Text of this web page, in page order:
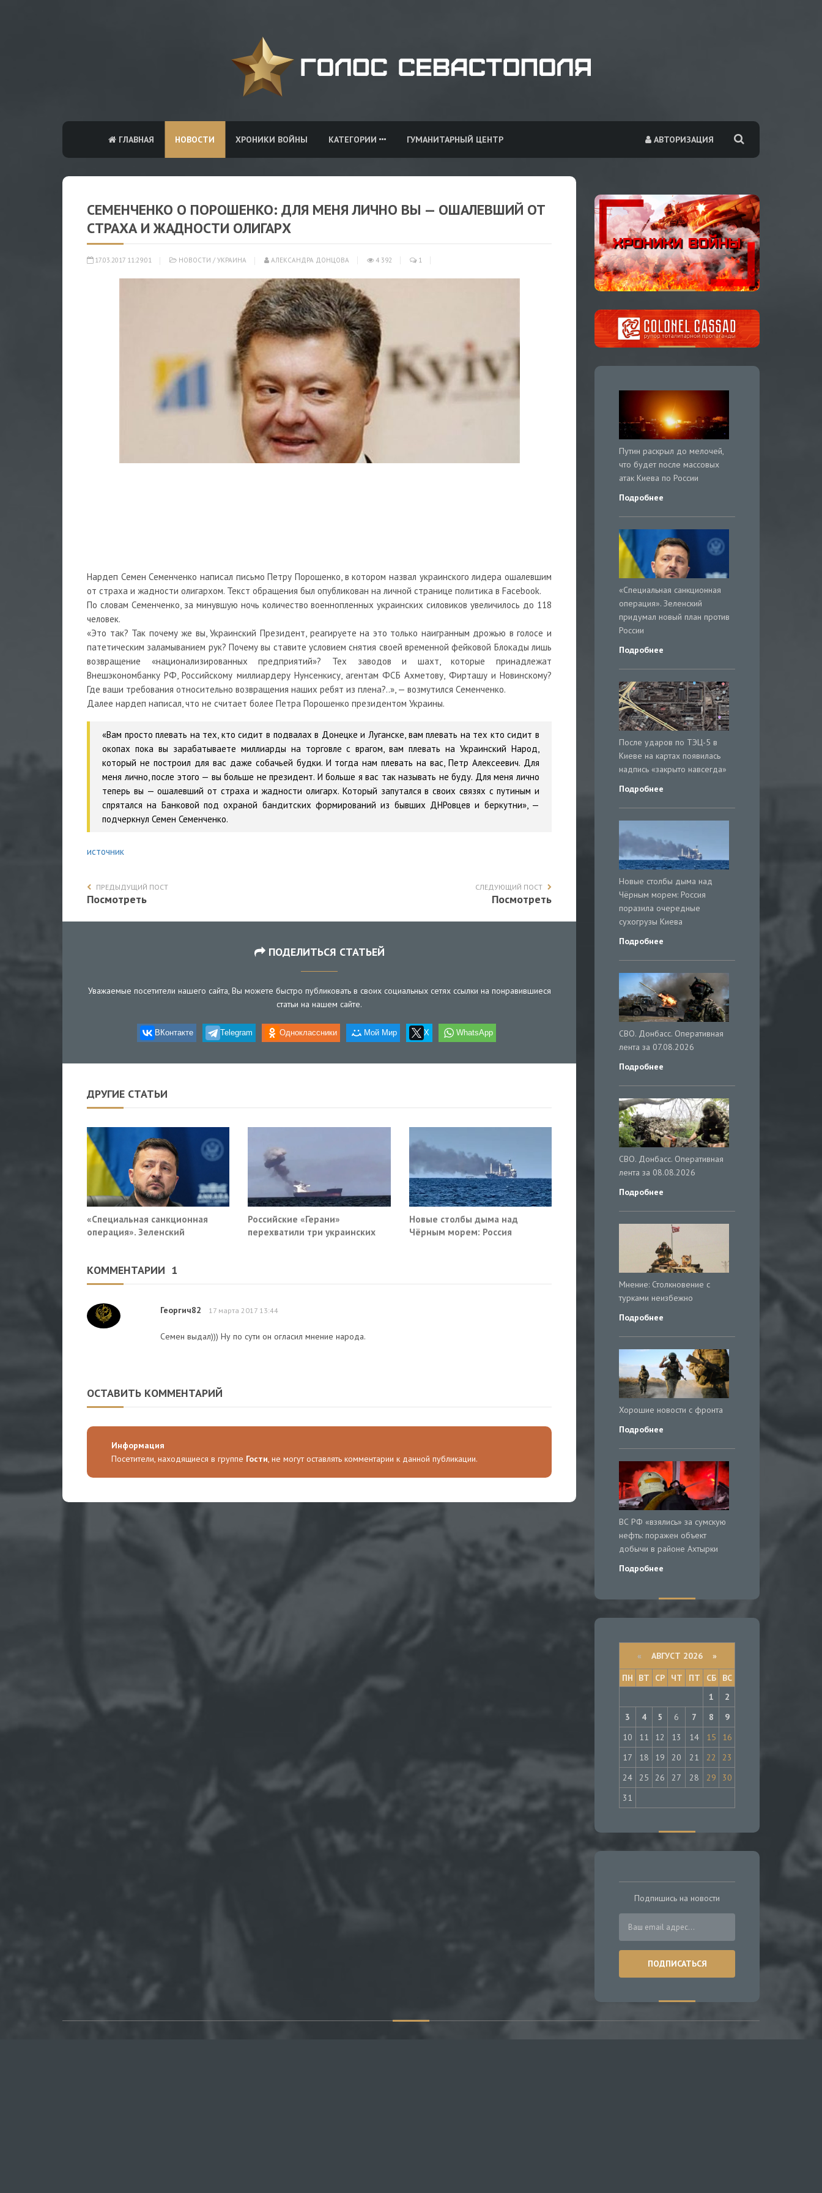
АВТОРИЗАЦИЯ
ГЛАВНАЯ НОВОСТИ ХРОНИКИ ВОЙНЫ КАТЕГОРИИ ГУМАНИТАРНЫЙ ЦЕНТР
СЕМЕНЧЕНКО О ПОРОШЕНКО: ДЛЯ МЕНЯ ЛИЧНО ВЫ — ОШАЛЕВШИЙ ОТ
СТРАХА И ЖАДНОСТИ ОЛИГАРХ
17.03.2017 11:29:01 НОВОСТИ / УКРАИНА АЛЕКСАНДРА ДОНЦОВА 4 392 1
Нардеп Семен Семенченко написал письмо Петру Порошенко, в котором назвал украинского лидера ошалевшим
от страха и жадности олигархом. Текст обращения был опубликован на личной странице политика в Facebook.
По словам Семенченко, за минувшую ночь количество военнопленных украинских силовиков увеличилось до 118
человек.
«Это так? Так почему же вы, Украинский Президент, реагируете на это только наигранным дрожью в голосе и
патетическим заламыванием рук? Почему вы ставите условием снятия своей временной фейковой Блокады лишь
возвращение «национализированных предприятий»? Тех заводов и шахт, которые принадлежат
Внешэкономбанку РФ, Российскому миллиардеру Нунсенкису, агентам ФСБ Ахметову, Фирташу и Новинскому?
Где ваши требования относительно возвращения наших ребят из плена?..», — возмутился Семенченко.
Далее нардеп написал, что не считает более Петра Порошенко президентом Украины.
«Вам просто плевать на тех, кто сидит в подвалах в Донецке и Луганске, вам плевать на тех кто сидит в
окопах пока вы зарабатываете миллиарды на торговле с врагом, вам плевать на Украинский Народ,
который не построил для вас даже собачьей будки. И тогда нам плевать на вас, Петр Алексеевич. Для
меня лично, после этого — вы больше не президент. И больше я вас так называть не буду. Для меня лично
теперь вы — ошалевший от страха и жадности олигарх. Который запутался в своих связях с путиным и
спрятался на Банковой под охраной бандитских формирований из бывших ДНРовцев и беркутни», —
подчеркнул Семен Семенченко.
источник
ПРЕДЫДУЩИЙ ПОСТ
Посмотреть
СЛЕДУЮЩИЙ ПОСТ
Посмотреть
ПОДЕЛИТЬСЯ СТАТЬЕЙ
Уважаемые посетители нашего сайта, Вы можете быстро публиковать в своих социальных сетях ссылки на понравившиеся
статьи на нашем сайте.
ВКонтакте Telegram Одноклассники Мой Мир X WhatsApp
ДРУГИЕ СТАТЬИ
«Специальная санкционная
операция». Зеленский
Российские «Герани»
перехватили три украинских
Новые столбы дыма над
Чёрным морем: Россия
КОММЕНТАРИИ 1
Георгич82 17 марта 2017 13:44
Семен выдал))) Ну по сути он огласил мнение народа.
ОСТАВИТЬ КОММЕНТАРИЙ
Информация
Посетители, находящиеся в группе Гости, не могут оставлять комментарии к данной публикации.
Путин раскрыл до мелочей,
что будет после массовых
атак Киева по России
Подробнее
«Специальная санкционная
операция». Зеленский
придумал новый план против
России
Подробнее
После ударов по ТЭЦ-5 в
Киеве на картах появилась
надпись «закрыто навсегда»
Подробнее
Новые столбы дыма над
Чёрным морем: Россия
поразила очередные
сухогрузы Киева
Подробнее
СВО. Донбасс. Оперативная
лента за 07.08.2026
Подробнее
СВО. Донбасс. Оперативная
лента за 08.08.2026
Подробнее
Мнение: Столкновение с
турками неизбежно
Подробнее
Хорошие новости с фронта
Подробнее
ВС РФ «взялись» за сумскую
нефть: поражен объект
добычи в районе Ахтырки
Подробнее
« АВГУСТ 2026 »
ПН
ВТ СР ЧТ ПТ СБ
ВС
1
2
3
4 5 6 7 8
9
10
11 12 13 14 15
16
17
18 19 20 21 22
23
24
25 26 27 28 29
30
31
Подпишись на новости